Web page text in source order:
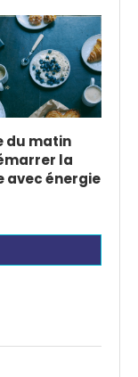
du matin
la
avec énergie